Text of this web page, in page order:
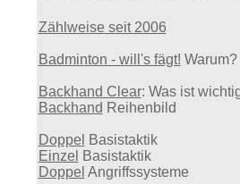
Zählweise seit 2006
Badminton - will's fägt! Warum?
Backhand Clear: Was ist
Backhand Reihenbild
Doppel
Basistaktik
Einzel
Basistaktik
Doppel Angriffssysteme